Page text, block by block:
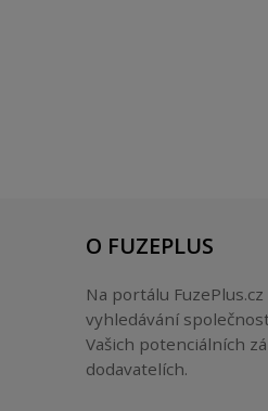
O FUZEPLUS
Na portálu
vyhledávání
Vašich potenciálních
dodavatelích.